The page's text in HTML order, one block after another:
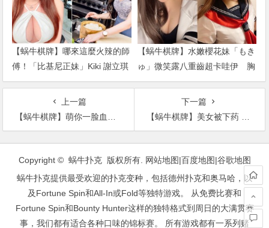
【蜗牛棋牌】哪來這麼火辣的師
傅！「比基尼正妹」Kiki 謝立琪
體驗日料店長 低胸洋裝登場讓
【蜗牛棋牌】水嫩櫻花妹「もき
ゅ」微笑露八重齒超卡哇伊 胸
前全集中「乳之呼吸」戰鬥力破
上一篇
【蜗牛棋牌】萌你一脸血！微博二次元清纯学生妹@夭妖Saki
下一篇
【蜗牛棋牌】美女被下药 美国厕所里的妈妈
文
Copyright © 蜗牛扑克 版权所有. 网站地图|百度地图|谷歌地图
蜗牛扑克提供最受欢迎的扑克变种，包括德州扑克和奥马哈，以
及Fortune Spin和All-In或Fold等独特游戏。 从免费比赛和
Fortune Spin和Bounty Hunter这样的独特格式到周日的大满贯赛
事，我们都有适合各种口味的锦标赛。 所有游戏都有一系列赌